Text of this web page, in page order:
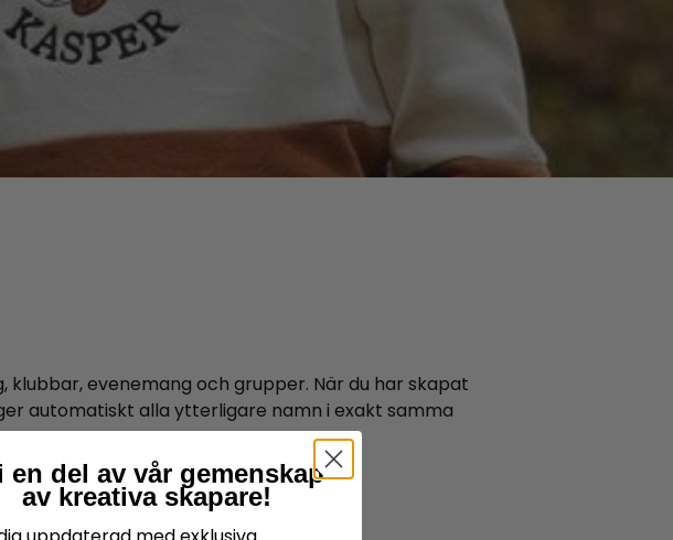
evenemang och grupper. När du har skapat
automatiskt alla ytterligare namn i exakt samma
en del av vår gemenskap
av kreativa skapare!